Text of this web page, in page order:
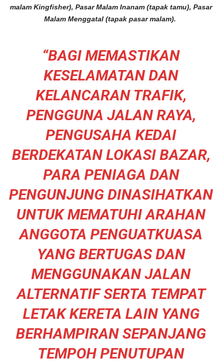
malam Kingfisher), Pasar Malam Inanam (tapak tamu), Pasar
Malam Menggatal (tapak pasar malam).
“BAGI MEMASTIKAN
KESELAMATAN DAN
KELANCARAN TRAFIK,
PENGGUNA JALAN RAYA,
PENGUSAHA KEDAI
BERDEKATAN LOKASI BAZAR,
PARA PENIAGA DAN
PENGUNJUNG DINASIHATKAN
UNTUK MEMATUHI ARAHAN
ANGGOTA PENGUATKUASA
YANG BERTUGAS DAN
MENGGUNAKAN JALAN
ALTERNATIF SERTA TEMPAT
LETAK KERETA LAIN YANG
BERHAMPIRAN SEPANJANG
TEMPOH PENUTUPAN